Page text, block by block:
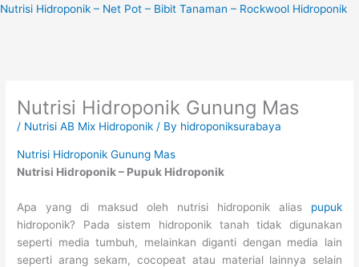
Skip
Nutrisi Hidroponik – Net Pot – Bibit Tanaman – Rockwool Hidroponik
Nutrisi Hidroponik Gunung Mas
/ Nutrisi AB Mix Hidroponik / By hidroponiksurabaya
Nutrisi Hidroponik Gunung Mas
Nutrisi Hidroponik – Pupuk Hidroponik
Apa yang di maksud oleh nutrisi hidroponik alias pupuk
hidroponik? Pada sistem hidroponik tanah tidak digunakan
seperti media tumbuh, melainkan diganti dengan media lain
seperti arang sekam, cocopeat atau material lainnya selain